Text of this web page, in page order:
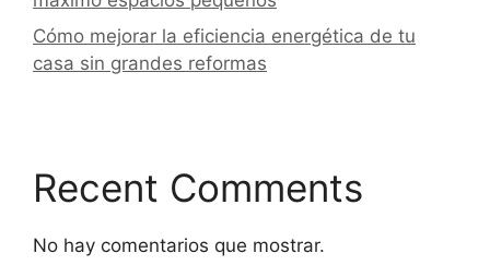
Cómo mejorar la eficiencia energética de tu
casa sin grandes reformas
Recent Comments
No hay comentarios que mostrar.